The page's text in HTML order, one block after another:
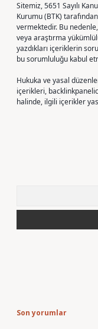
Sitemiz, 5651 Sayılı
Kurumu (BTK)
vermektedir. Bu
veya araştırma
yazdıkları içeriklerin
bu sorumluluğu kabul
Hukuka ve yasal
içerikleri,
halinde, ilgili içerikler
Son yorumlar